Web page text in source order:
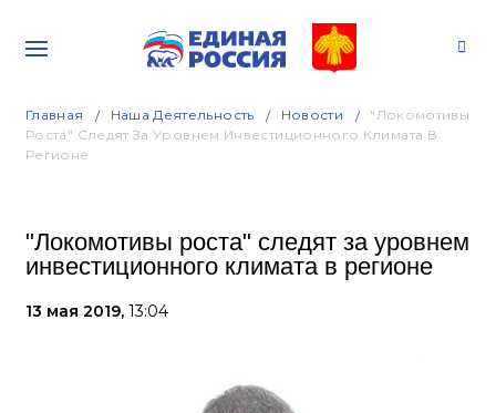
Главная Наша Деятельность Новости
"Локомотивы
Роста" Следят За Уровнем Инвестиционного Климата В
Регионе
"Локомотивы роста" следят за уровнем
инвестиционного климата в регионе
13 мая 2019, 13:04